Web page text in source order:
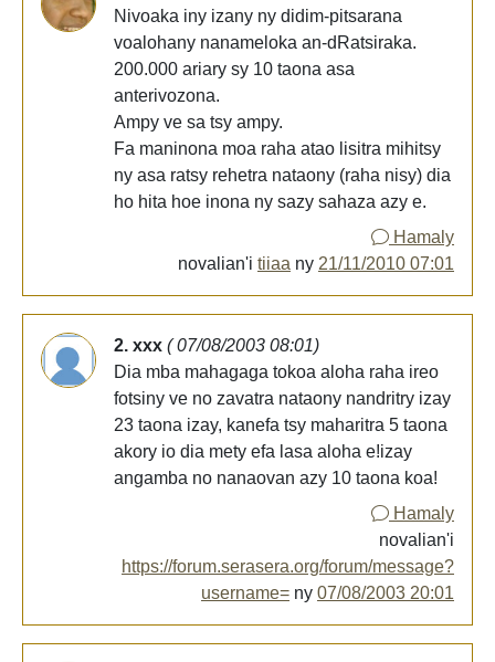
Nivoaka iny izany ny didim-pitsarana
voalohany nanameloka an-dRatsiraka.
200.000 ariary sy 10 taona asa
anterivozona.
Ampy ve sa tsy ampy.
Fa maninona moa raha atao lisitra mihitsy
ny asa ratsy rehetra nataony (raha nisy) dia
ho hita hoe inona ny sazy sahaza azy e.
Hamaly
novalian'i tiiaa ny 21/11/2010 07:01
2. xxx ( 07/08/2003 08:01)
Dia mba mahagaga tokoa aloha raha ireo
fotsiny ve no zavatra nataony nandritry izay
23 taona izay, kanefa tsy maharitra 5 taona
akory io dia mety efa lasa aloha e!izay
angamba no nanaovan azy 10 taona koa!
Hamaly
novalian'i
https://forum.serasera.org/forum/message?
username= ny 07/08/2003 20:01